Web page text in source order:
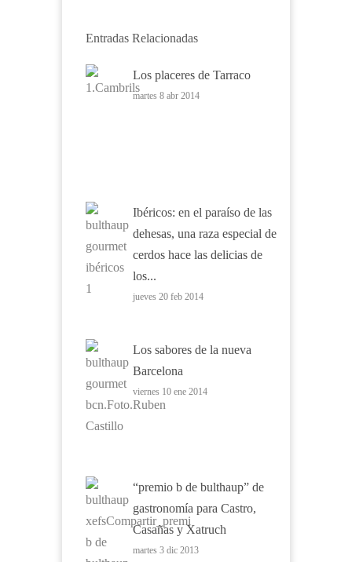
Entradas Relacionadas
Los placeres de Tarraco
martes 8 abr 2014
Ibéricos: en el paraíso de las
dehesas, una raza especial de
cerdos hace las delicias de
los...
jueves 20 feb 2014
Los sabores de la nueva
Barcelona
viernes 10 ene 2014
“premio b de bulthaup” de
gastronomía para Castro,
Casañas y Xatruch
martes 3 dic 2013